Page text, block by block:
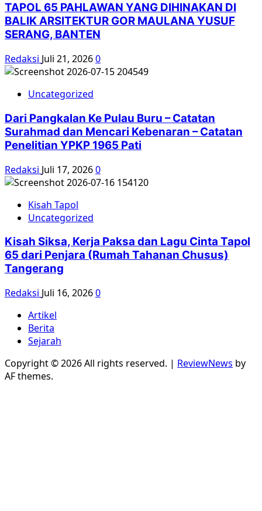
TAPOL 65 PAHLAWAN YANG DIHINAKAN DI
BALIK ARSITEKTUR GOR MAULANA YUSUF
SERANG, BANTEN
Redaksi Juli 21, 20260
Uncategorized
Dari Pangkalan Ke Pulau Buru – Catatan
Surahmad dan Mencari Kebenaran – Catatan
Penelitian YPKP 1965 Pati
Redaksi Juli 17, 20260
Kisah Tapol
Uncategorized
Kisah Siksa, Kerja Paksa dan Lagu Cinta Tapol
65 dari Penjara (Rumah Tahanan Chusus)
Tangerang
Redaksi Juli 16, 20260
Artikel
Berita
Sejarah
Copyright © 2026 All rights reserved. | ReviewNews by
AF themes.